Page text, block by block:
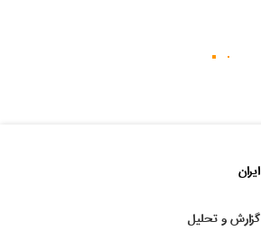
ایران
گزارش و تحلیل